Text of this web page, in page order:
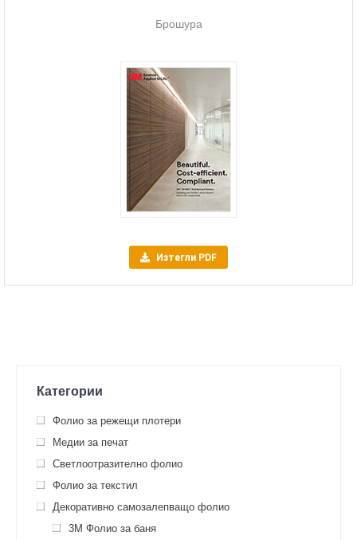
Брошура
Изтегли PDF
Категории
Фолио за режещи плотери
Медии за печат
Светлоотразително фолио
Фолио за текстил
Декоративно самозалепващо фолио
3M Фолио за баня